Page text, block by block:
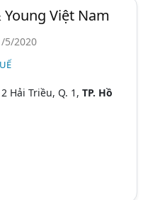
Việt Nam
5/2020
2 Hải Triều, Q. 1,TP. Hồ